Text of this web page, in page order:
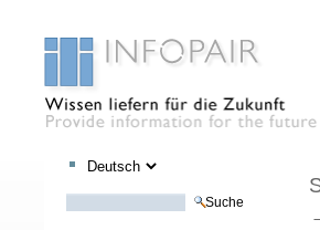
Werkzeuge